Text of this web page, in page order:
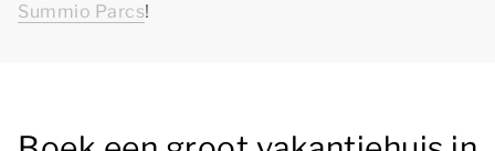
Summio Parcs!